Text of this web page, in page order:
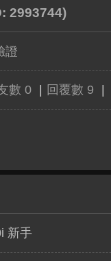
2993744)
證
數 0 回覆數 9
新手